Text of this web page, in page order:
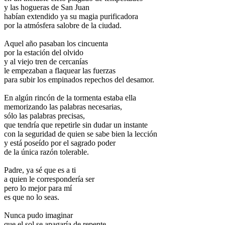
y las hogueras de San Juan
habían extendido ya su magia purificadora
por la atmósfera salobre de la ciudad.
Aquel año pasaban los cincuenta
por la estación del olvido
y al viejo tren de cercanías
le empezaban a flaquear las fuerzas
para subir los empinados repechos del desamor.
En algún rincón de la tormenta estaba ella
memorizando las palabras necesarias,
sólo las palabras precisas,
que tendría que repetirle sin dudar un instante
con la seguridad de quien se sabe bien la lección
y está poseído por el sagrado poder
de la única razón tolerable.
Padre, ya sé que es a ti
a quien le correspondería ser
pero lo mejor para mí
es que no lo seas.
Nunca pudo imaginar